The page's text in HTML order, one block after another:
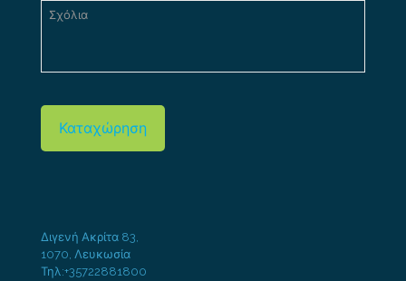
Καταχώρηση
Διγενή Ακρίτα 83,
1070, Λευκωσία
Τηλ:+35722881800